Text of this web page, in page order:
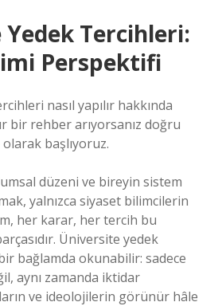
Tercihleri:
Perspektifi
nasıl yapılır hakkında
bir rehber arıyorsanız doğru
başlıyoruz.
düzeni ve bireyin sistem
yalnızca siyaset bilimcilerin
her karar, her tercih bu
Üniversite yedek
bağlamda okunabilir: sadece
aynı zamanda iktidar
ve ideolojilerin görünür hâle